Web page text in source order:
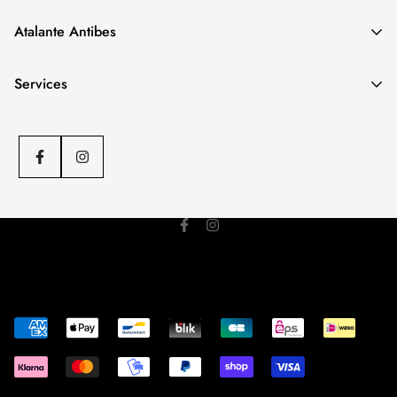
Notre boutique spécialisée
Adresse
: 12 Trav. Lacan, 06600 Antibes
Atalante Antibes
Notre boutique spécialisée
Adresse
Services
C.G.V
Politique d'envoi
Mentions légales